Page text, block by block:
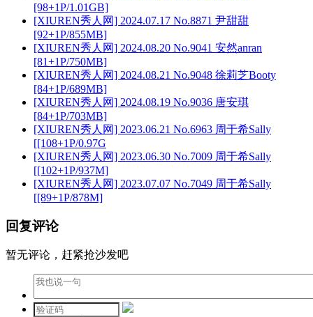
[98+1P/1.01GB]
[XIUREN秀人网] 2024.07.17 No.8871 尹甜甜
[92+1P/855MB]
[XIUREN秀人网] 2024.08.20 No.9041 安然anran
[81+1P/750MB]
[XIUREN秀人网] 2024.08.21 No.9048 徐莉芝Booty
[84+1P/689MB]
[XIUREN秀人网] 2024.08.19 No.9036 唐安琪
[84+1P/703MB]
[XIUREN秀人网] 2023.06.21 No.6963 周于希Sally
[[108+1P/0.97G
[XIUREN秀人网] 2023.06.30 No.7009 周于希Sally
[[102+1P/937M]
[XIUREN秀人网] 2023.07.07 No.7049 周于希Sally
[[89+1P/878M]
回复评论
暂无评论，赶紧抢沙发吧